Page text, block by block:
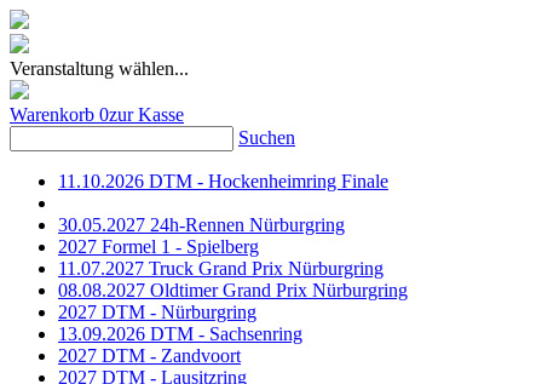
Veranstaltung wählen...
Warenkorb 0zur Kasse
Suchen
11.10.2026 DTM - Hockenheimring Finale
30.05.2027 24h-Rennen Nürburgring
2027 Formel 1 - Spielberg
11.07.2027 Truck Grand Prix Nürburgring
08.08.2027 Oldtimer Grand Prix Nürburgring
2027 DTM - Nürburgring
13.09.2026 DTM - Sachsenring
2027 DTM - Zandvoort
2027 DTM - Lausitzring